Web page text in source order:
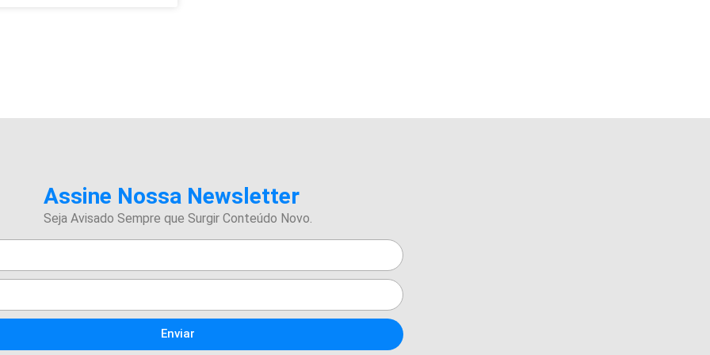
Assine Nossa Newsletter
Seja Avisado Sempre que Surgir Conteúdo Novo.
Enviar